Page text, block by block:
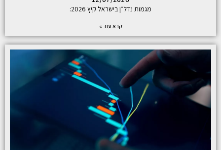
מגמות נדל״ן בישראל קיץ 2026:
קרא עוד »